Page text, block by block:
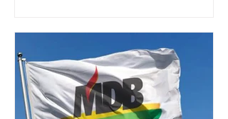
Uruguai, além de outros países
associados. “Decidimos criar um grupo
de trabalho que vai identificar
sensibilidades dos dois lados e evitar